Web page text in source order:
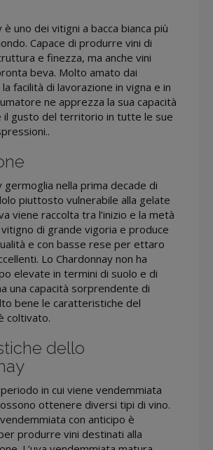
è uno dei vitigni a bacca bianca più
Capace di produrre vini di
e finezza, ma anche vini
beva. Molto amato dai
facilità di lavorazione in vigna e in
ne apprezza la sua capacità
il gusto del territorio in tutte le sue
germoglia nella prima decade di
piuttosto vulnerabile alla gelate
viene raccolta tra l’inizio e la metà
vitigno di grande vigoria e produce
e con basse rese per ettaro
Lo Chardonnay non ha
elevate in termini di suolo e di
una capacità sorprendente di
bene le caratteristiche del
coltivato.
dello
in cui viene vendemmiata
ottenere diversi tipi di vino.
con anticipo è
produrre vini destinati alla